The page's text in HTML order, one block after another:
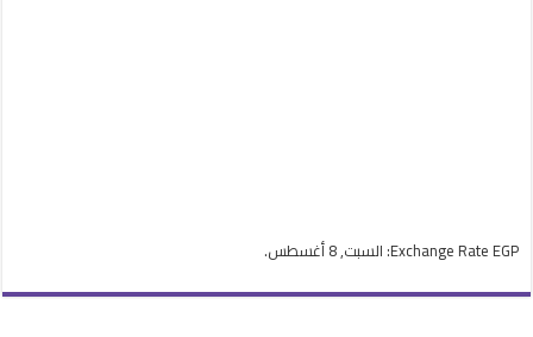
Exchange Rate EGP : السبت, 8 أغسطس.